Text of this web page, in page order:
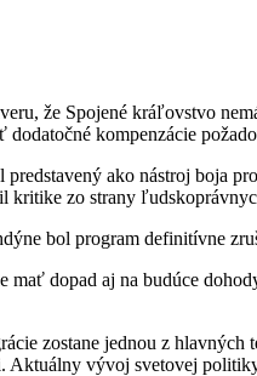
že Spojené kráľovstvo
kompenzácie
ako nástroj boja
kritike zo strany
bol program definitívne
mať dopad aj na budúce
zostane jednou z
Aktuálny vývoj svetovej